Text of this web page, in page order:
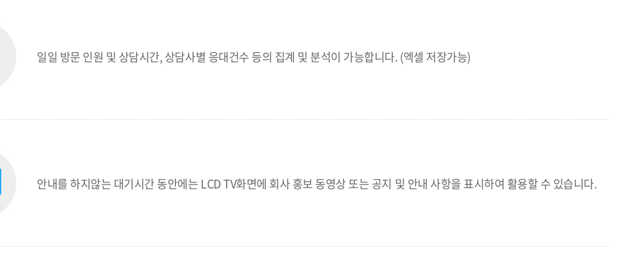
일일 방문 인원 및 상담시간, 상담사별 응대건수 등의 집계 및 분석이 가능합니다. (엑셀 저장가능)
안내를 하지않는 대기시간 동안에는 LCD TV화면에 회사 홍보 동영상 또는 공지 및 안내 사항을 표시하여 활용할 수 있습니다.